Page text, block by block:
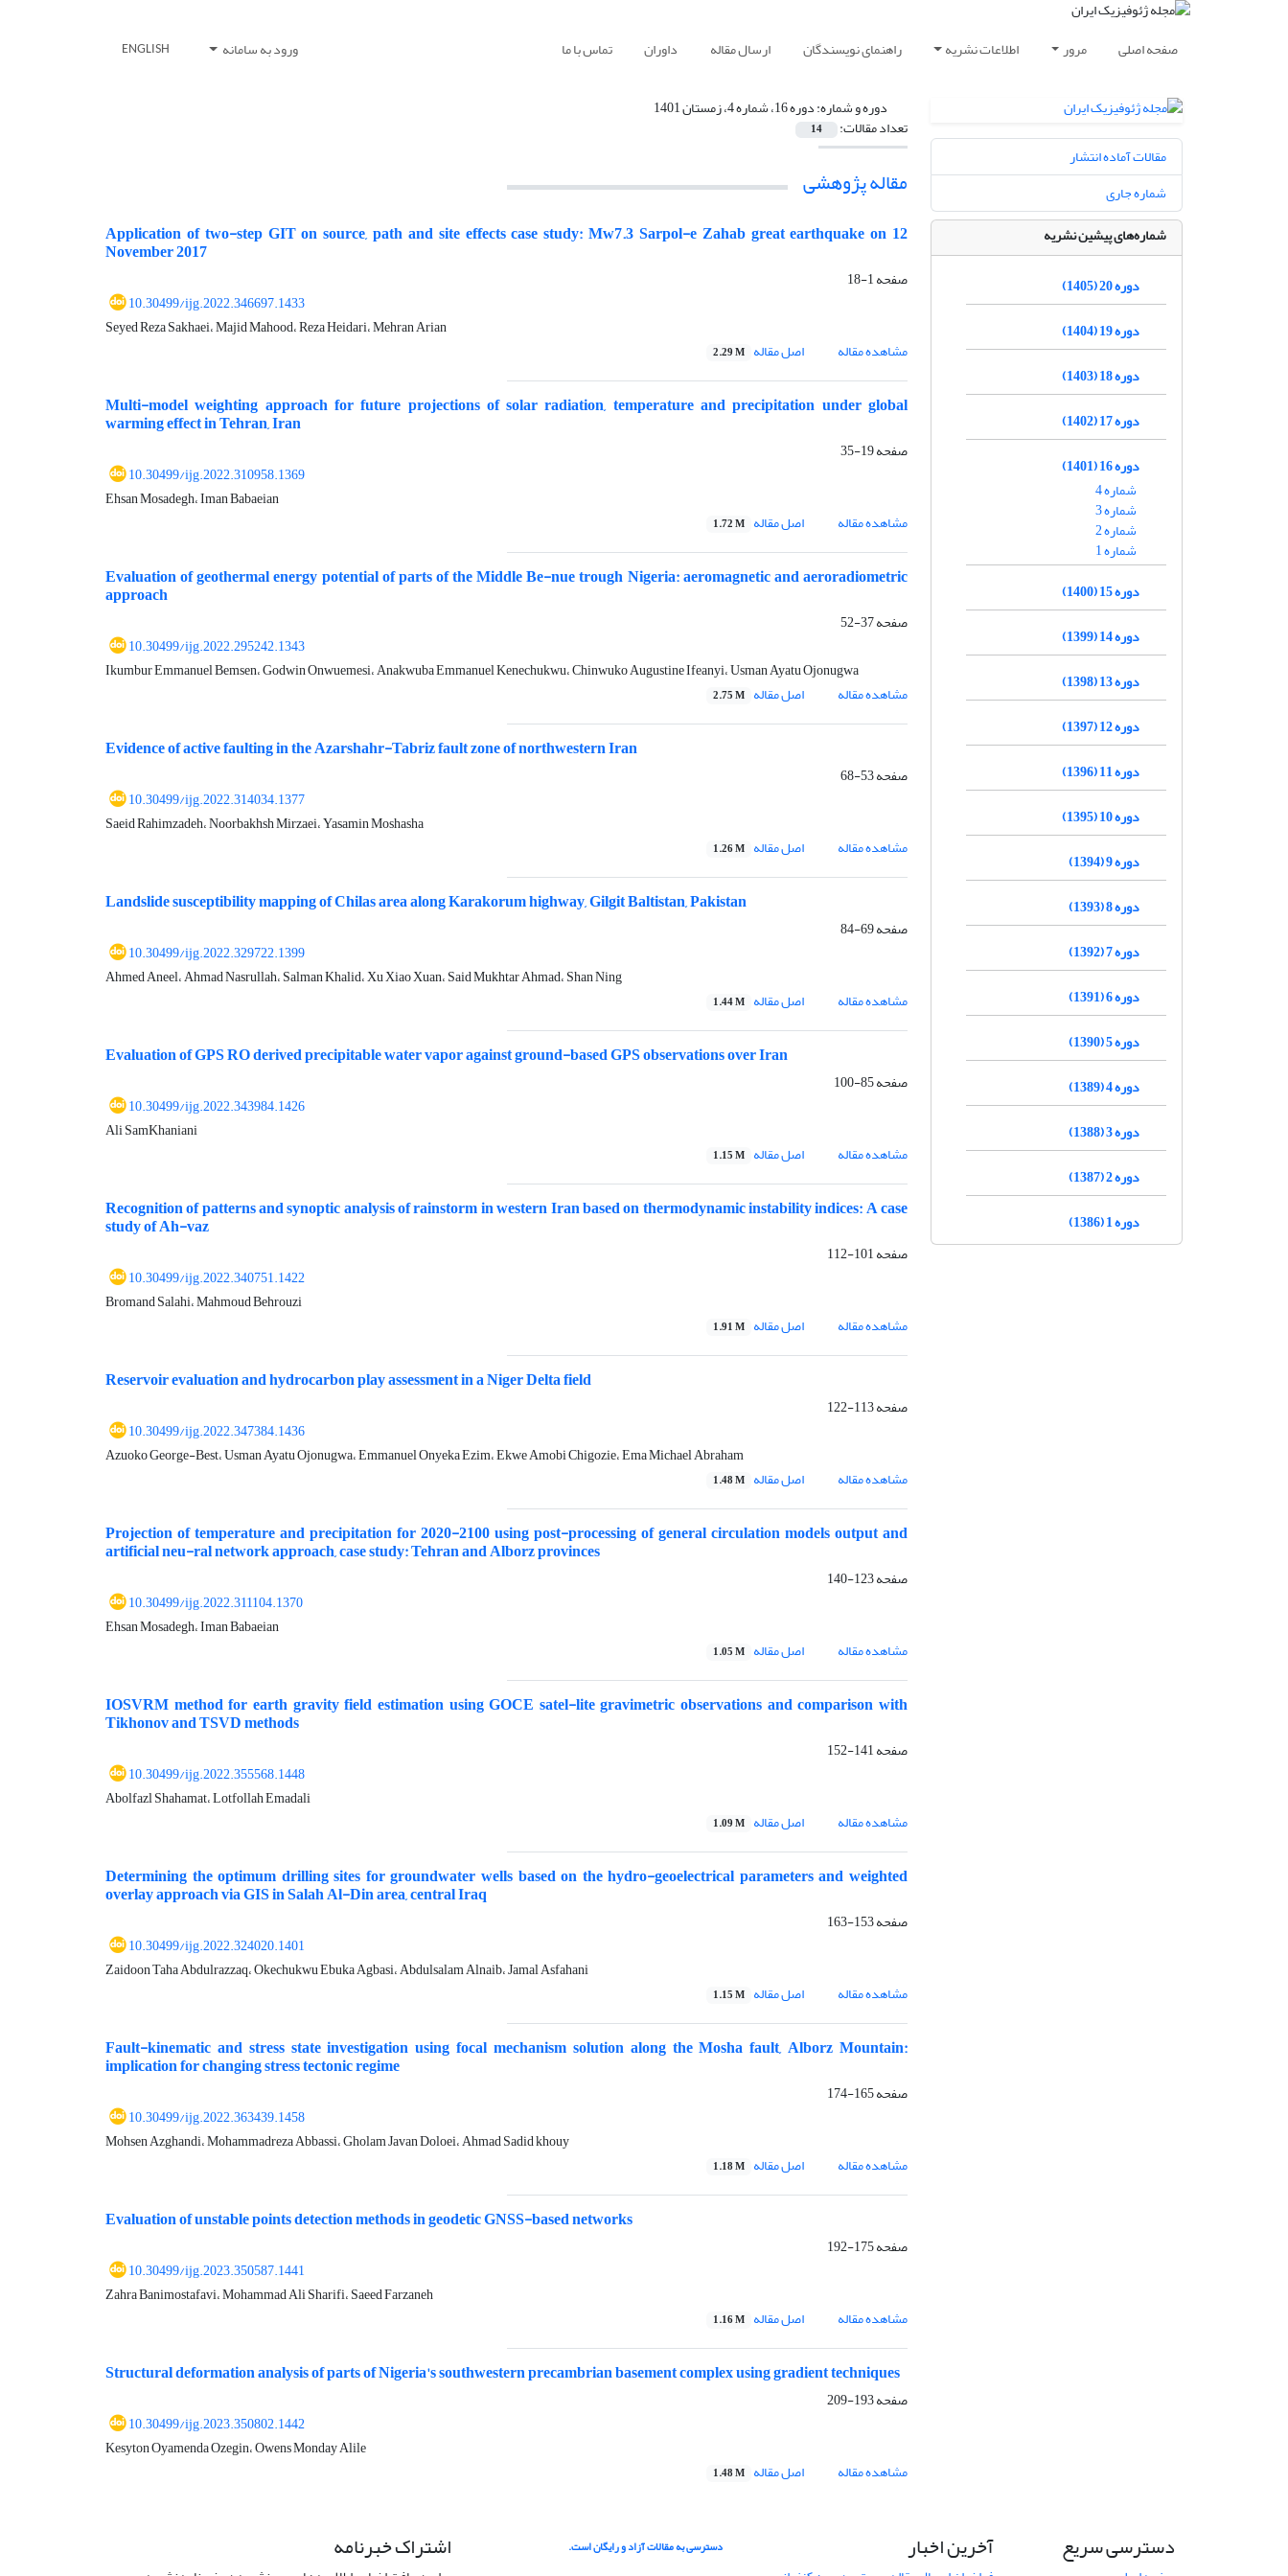
صفحه اصلی مرور اطلاعات نشریه راهنمای نویسندگان ارسال مقاله داوران تماس با ما ورود به سامانه ENGLISH
دوره و شماره:دوره 16، شماره 4، زمستان 1401
تعداد مقالات: 14
مقاله پژوهشی‌
Application of two-step GIT on source, path and site effects case study: Mw7.3 Sarpol-e Zahab great earthquake on 12
November 2017
صفحه1-18
10.30499/ijg.2022.346697.1433
Seyed Reza Sakhaei، Majid Mahood، Reza Heidari، Mehran Arian
مشاهده مقاله
اصل مقاله 2.29 M
Multi-model weighting approach for future projections of solar radiation, temperature and precipitation under global
warming effect in Tehran, Iran
صفحه19-35
10.30499/ijg.2022.310958.1369
Ehsan Mosadegh، Iman Babaeian
مشاهده مقاله
اصل مقاله 1.72 M
Evaluation of geothermal energy potential of parts of the Middle Be-nue trough Nigeria: aeromagnetic and aeroradiometric
approach
صفحه37-52
10.30499/ijg.2022.295242.1343
Ikumbur Emmanuel Bemsen، Godwin Onwuemesi، Anakwuba Emmanuel Kenechukwu، Chinwuko Augustine Ifeanyi، Usman Ayatu Ojonugwa
مشاهده مقاله
اصل مقاله 2.75 M
Evidence of active faulting in the Azarshahr-Tabriz fault zone of northwestern Iran
صفحه53-68
10.30499/ijg.2022.314034.1377
Saeid Rahimzadeh، Noorbakhsh Mirzaei، Yasamin Moshasha
مشاهده مقاله
اصل مقاله 1.26 M
Landslide susceptibility mapping of Chilas area along Karakorum highway, Gilgit Baltistan, Pakistan
صفحه69-84
10.30499/ijg.2022.329722.1399
Ahmed Aneel، Ahmad Nasrullah، Salman Khalid، Xu Xiao Xuan، Said Mukhtar Ahmad، Shan Ning
مشاهده مقاله
اصل مقاله 1.44 M
Evaluation of GPS RO derived precipitable water vapor against ground-based GPS observations over Iran
صفحه85-100
10.30499/ijg.2022.343984.1426
Ali SamKhaniani
مشاهده مقاله
اصل مقاله 1.15 M
Recognition of patterns and synoptic analysis of rainstorm in western Iran based on thermodynamic instability indices: A case
study of Ah-vaz
صفحه101-112
10.30499/ijg.2022.340751.1422
Bromand Salahi، Mahmoud Behrouzi
مشاهده مقاله
اصل مقاله 1.91 M
Reservoir evaluation and hydrocarbon play assessment in a Niger Delta field
صفحه113-122
10.30499/ijg.2022.347384.1436
Azuoko George-Best، Usman Ayatu Ojonugwa، Emmanuel Onyeka Ezim، Ekwe Amobi Chigozie، Ema Michael Abraham
مشاهده مقاله
اصل مقاله 1.48 M
Projection of temperature and precipitation for 2020-2100 using post-processing of general circulation models output and
artificial neu-ral network approach, case study: Tehran and Alborz provinces
صفحه123-140
10.30499/ijg.2022.311104.1370
Ehsan Mosadegh، Iman Babaeian
مشاهده مقاله
اصل مقاله 1.05 M
IOSVRM method for earth gravity field estimation using GOCE satel-lite gravimetric observations and comparison with
Tikhonov and TSVD methods
صفحه141-152
10.30499/ijg.2022.355568.1448
Abolfazl Shahamat، Lotfollah Emadali
مشاهده مقاله
اصل مقاله 1.09 M
Determining the optimum drilling sites for groundwater wells based on the hydro-geoelectrical parameters and weighted
overlay approach via GIS in Salah Al-Din area, central Iraq
صفحه153-163
10.30499/ijg.2022.324020.1401
Zaidoon Taha Abdulrazzaq، Okechukwu Ebuka Agbasi، Abdulsalam Alnaib، Jamal Asfahani
مشاهده مقاله
اصل مقاله 1.15 M
Fault-kinematic and stress state investigation using focal mechanism solution along the Mosha fault, Alborz Mountain:
implication for changing stress tectonic regime
صفحه165-174
10.30499/ijg.2022.363439.1458
Mohsen Azghandi، Mohammadreza Abbassi، Gholam Javan Doloei، Ahmad Sadid khouy
مشاهده مقاله
اصل مقاله 1.18 M
Evaluation of unstable points detection methods in geodetic GNSS-based networks
صفحه175-192
10.30499/ijg.2023.350587.1441
Zahra Banimostafavi، Mohammad Ali Sharifi، Saeed Farzaneh
مشاهده مقاله
اصل مقاله 1.16 M
Structural deformation analysis of parts of Nigeria's southwestern precambrian basement complex using gradient techniques
صفحه193-209
10.30499/ijg.2023.350802.1442
Kesyton Oyamenda Ozegin، Owens Monday Alile
مشاهده مقاله
اصل مقاله 1.48 M
مقالات آماده انتشار
شماره جاری
شماره‌های پیشین نشریه
دوره 20 (1405)
دوره 19 (1404)
دوره 18 (1403)
دوره 17 (1402)
دوره 16 (1401)
شماره 4
شماره 3
شماره 2
شماره 1
دوره 15 (1400)
دوره 14 (1399)
دوره 13 (1398)
دوره 12 (1397)
دوره 11 (1396)
دوره 10 (1395)
دوره 9 (1394)
دوره 8 (1393)
دوره 7 (1392)
دوره 6 (1391)
دوره 5 (1390)
دوره 4 (1389)
دوره 3 (1388)
دوره 2 (1387)
دوره 1 (1386)
دسترسی سریع آخرین اخبار دسترسی به مقالات آزاد و رایگان است. اشتراک خبرنامه